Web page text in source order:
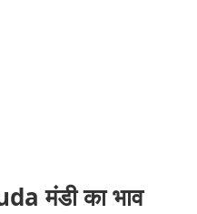
मंडी का भाव